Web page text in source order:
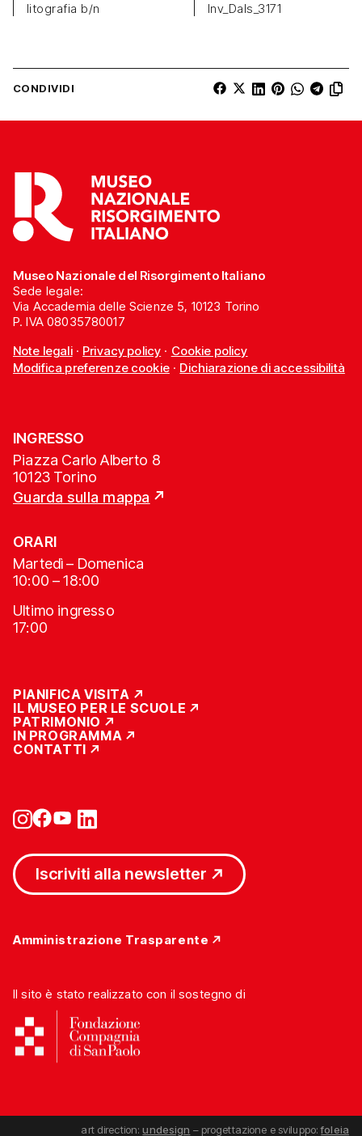
litografia b/n Inv_Dals_3171
CONDIVIDI
Museo Nazionale del Risorgimento Italiano
Sede legale:
Via Accademia delle Scienze 5, 10123 Torino
P. IVA 08035780017
Note legali· Privacy policy · Cookie policy
Modifica preferenze cookie· Dichiarazione di accessibilità
INGRESSO
Piazza Carlo Alberto 8
10123 Torino
Guarda sulla mappa
ORARI
Martedì – Domenica
10:00 – 18:00
Ultimo ingresso
17:00
PIANIFICA VISITA
IL MUSEO PER LE SCUOLE
PATRIMONIO
IN PROGRAMMA
CONTATTI
Iscriviti alla newsletter
Amministrazione Trasparente
Il sito è stato realizzato con il sostegno di
art direction:undesign – progettazione e sviluppo:foleia